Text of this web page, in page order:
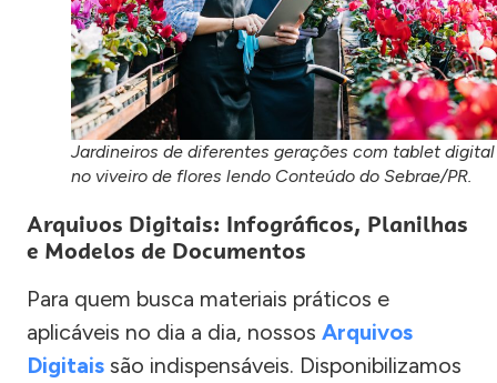
Jardineiros de diferentes gerações com tablet digital
no viveiro de flores lendo Conteúdo do Sebrae/PR.
Arquivos Digitais: Infográficos, Planilhas
e Modelos de Documentos
Para quem busca materiais práticos e
aplicáveis no dia a dia, nossos Arquivos
Digitais são indispensáveis. Disponibilizamos